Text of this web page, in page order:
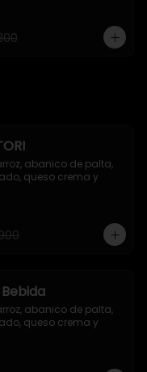
abanico de palta,
queso crema y
abanico de palta,
queso crema y